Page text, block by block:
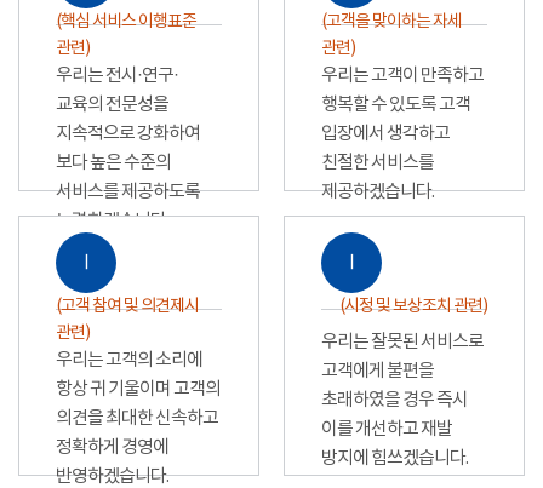
(핵심 서비스 이행표준
관련)
우리는 전시·연구·
교육의 전문성을
지속적으로 강화하여
보다 높은 수준의
서비스를 제공하도록
노력하겠습니다.
(고객을 맞이하는 자세
관련)
우리는 고객이 만족하고
행복할 수 있도록 고객
입장에서 생각하고
친절한 서비스를
제공하겠습니다.
Ⅰ
(고객 참여 및 의견제시
관련)
우리는 고객의 소리에
항상 귀 기울이며 고객의
의견을 최대한 신속하고
정확하게 경영에
반영하겠습니다.
Ⅰ
(시정 및 보상조치 관련)
우리는 잘못된 서비스로
고객에게 불편을
초래하였을 경우 즉시
이를 개선하고 재발
방지에 힘쓰겠습니다.